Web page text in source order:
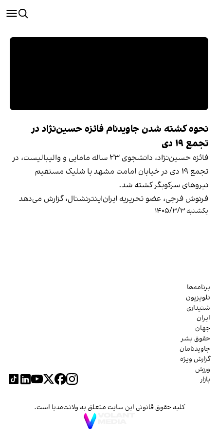
نحوه کشته شدن جاویدنام فائزه حسین‌نژاد در
تجمع ۱۹ دی
فائزه حسین‌نژاد، دانشجوی ۲۳ ساله مامایی و والیبالیست، در
تجمع ۱۹ دی در خیابان امامت مشهد با شلیک مستقیم
نیروهای سرکوبگر کشته شد.
فرنوش فرجی، عضو تحریریه ایران‌اینترنشنال، گزارش می‌دهد
یکشنبه ۱۴۰۵/۳/۳
برنامه‌ها
تلویزیون
شنیداری
ایران
جهان
حقوق بشر
جاویدنامان
گزارش ویژه
ورزش
بازار
کلیه حقوق قانونی این سایت متعلق به ولانت‌مدیا است.